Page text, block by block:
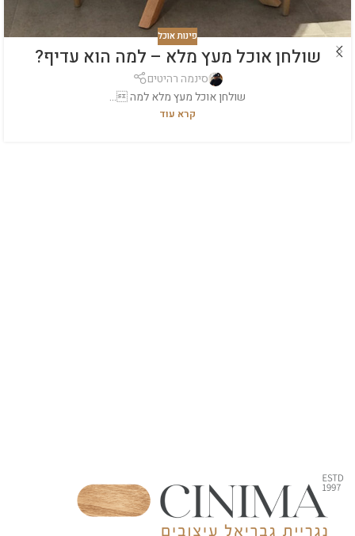
פינות אוכל
שולחן אוכל מעץ מלא – למה הוא עדיף?
סינמה רהיטים
שולחן אוכל מעץ מלא למה ...
קרא עוד